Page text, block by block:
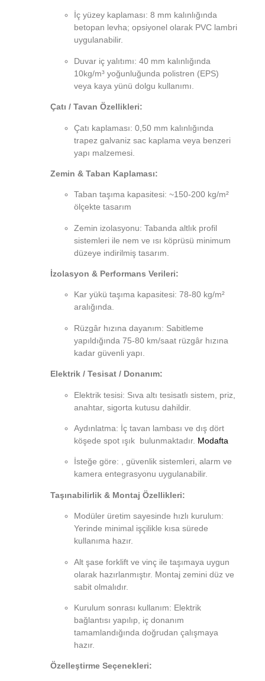
İç yüzey kaplaması: 8 mm kalınlığında
betopan levha; opsiyonel olarak PVC lambri
uygulanabilir.
Duvar iç yalıtımı: 40 mm kalınlığında
10kg/m³ yoğunluğunda polistren (EPS)
veya kaya yünü dolgu kullanımı.
Çatı / Tavan Özellikleri:
Çatı kaplaması: 0,50 mm kalınlığında
trapez galvaniz sac kaplama veya benzeri
yapı malzemesi.
Zemin & Taban Kaplaması:
Taban taşıma kapasitesi: ~150-200 kg/m²
ölçekte tasarım
Zemin izolasyonu: Tabanda altlık profil
sistemleri ile nem ve ısı köprüsü minimum
düzeye indirilmiş tasarım.
İzolasyon & Performans Verileri:
Kar yükü taşıma kapasitesi: 78-80 kg/m²
aralığında.
Rüzgâr hızına dayanım: Sabitleme
yapıldığında 75-80 km/saat rüzgâr hızına
kadar güvenli yapı.
Elektrik / Tesisat / Donanım:
Elektrik tesisi: Sıva altı tesisatlı sistem, priz,
anahtar, sigorta kutusu dahildir.
Aydınlatma: İç tavan lambası ve dış dört
köşede spot ışık bulunmaktadır. Modafta
İsteğe göre: , güvenlik sistemleri, alarm ve
kamera entegrasyonu uygulanabilir.
Taşınabilirlik & Montaj Özellikleri:
Modüler üretim sayesinde hızlı kurulum:
Yerinde minimal işçilikle kısa sürede
kullanıma hazır.
Alt şase forklift ve vinç ile taşımaya uygun
olarak hazırlanmıştır. Montaj zemini düz ve
sabit olmalıdır.
Kurulum sonrası kullanım: Elektrik
bağlantısı yapılıp, iç donanım
tamamlandığında doğrudan çalışmaya
hazır.
Özelleştirme Seçenekleri: